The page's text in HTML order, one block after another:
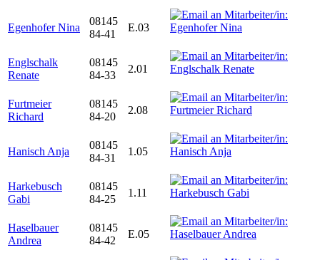
Egenhofer Nina
08145
84-41
E.03
Englschalk
Renate
08145
84-33
2.01
Furtmeier
Richard
08145
84-20
2.08
Hanisch Anja
08145
84-31
1.05
Harkebusch
Gabi
08145
84-25
1.11
Haselbauer
Andrea
08145
84-42
E.05